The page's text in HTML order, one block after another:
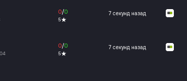
0/0
5
7 секунд назад
0/0
5
7 секунд назад